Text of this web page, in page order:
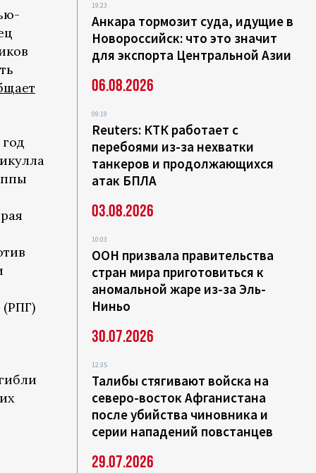
(РПГ)
19:23
Анкара тормозит суда, идущие в
Новороссийск: что это значит
для экспорта Центральной Азии
06.08.2026
09:19
Reuters: КТК работает с
перебоями из-за нехватки
танкеров и продолжающихся
атак БПЛА
03.08.2026
10:03
ООН призвала правительства
стран мира приготовиться к
аномальной жаре из-за Эль-
Ниньо
30.07.2026
12:35
Талибы стягивают войска на
северо-восток Афганистана
после убийства чиновника и
серии нападений повстанцев
29.07.2026